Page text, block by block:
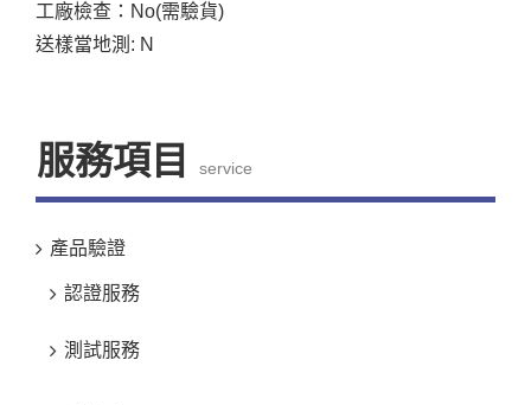
工廠檢查：No(需驗貨)
送樣當地測: N
服務項目 service
產品驗證
認證服務
測試服務